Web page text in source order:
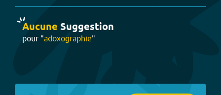
Aucune Suggestion
pour "adoxographie"